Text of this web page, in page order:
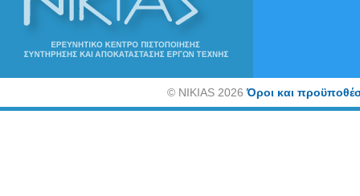
©NIKIAS 2026Όροι και